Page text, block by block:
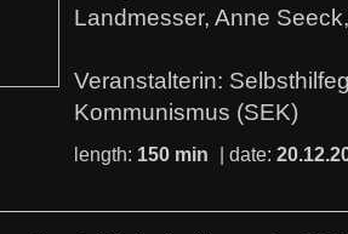
Landmesser, Anne
Veranstalterin:
Kommunismus (SEK)
length: 150 min | date: